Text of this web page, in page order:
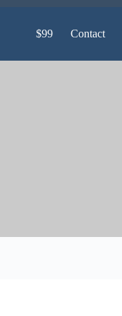
$99 Contact